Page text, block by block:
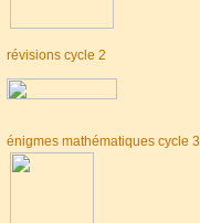
révisions cycle 2
énigmes mathématiques cycle 3